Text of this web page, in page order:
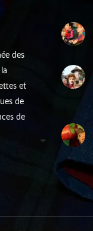
des
et
de
de